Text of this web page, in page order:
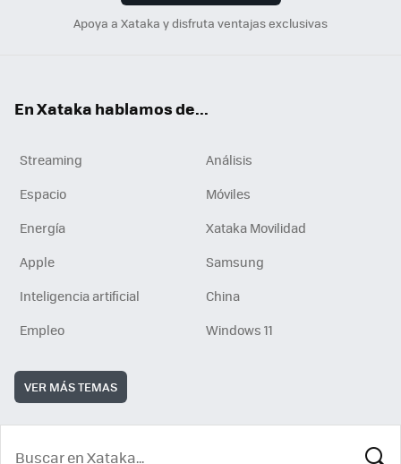
Apoya a Xataka y disfruta ventajas exclusivas
En Xataka hablamos de...
Streaming
Análisis
Espacio
Móviles
Energía
Xataka Movilidad
Apple
Samsung
Inteligencia artificial
China
Empleo
Windows 11
VER MÁS TEMAS